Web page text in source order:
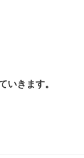
いきます。